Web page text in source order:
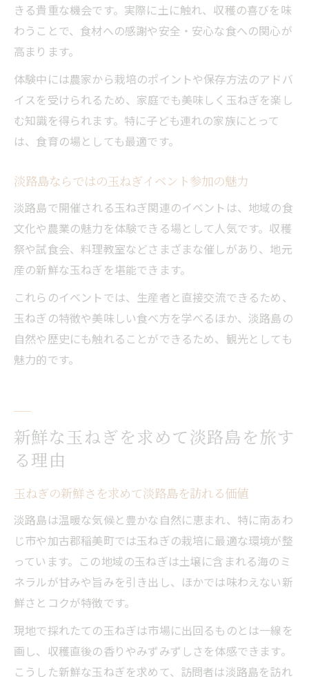
きる貴重な機会です。実際に土に触れ、収穫の喜びを味
わうことで、食材への感謝や安全・安心な食への関心が
高まります。
体験中には農家から栽培のポイントや保存方法のアドバ
イスを受けられるため、家庭でも美味しく玉ねぎを楽し
む知識を得られます。特に子ども連れの家族にとって
は、食育の場としても最適です。
淡路島ならではの玉ねぎイベント参加の魅力
淡路島で開催される玉ねぎ関連のイベントは、地域の食
文化や農業の魅力を体験できる場として人気です。収穫
祭や試食会、料理教室などさまざまな催しがあり、地元
産の新鮮な玉ねぎを堪能できます。
これらのイベントでは、生産者と直接交流できるため、
玉ねぎの特徴や美味しい食べ方を学べるほか、淡路島の
自然や歴史にも触れることができるため、観光としても
魅力的です。
新鮮な玉ねぎを求めて淡路島を旅す
る理由
玉ねぎの新鮮さを求めて淡路島を訪れる価値
淡路島は温暖な気候と豊かな自然に恵まれ、特に南あわ
じ市や加古郡稲美町では玉ねぎの栽培に最適な環境が整
っています。この地域の玉ねぎは土壌に含まれる海のミ
ネラルが甘みや旨みを引き出し、ほかでは味わえない新
鮮さとコクが特徴です。
現地で採れたての玉ねぎは市場に出回るものとは一線を
画し、収穫直後の香りやみずみずしさを体感できます。
こうした新鮮な玉ねぎを求めて、訪問者は淡路島を訪れ